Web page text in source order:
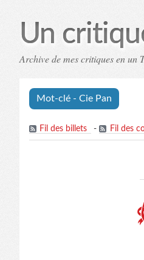
Un
Archive de mes critiques en un
Mot-clé - Cie Pan
Fil des billets - Fil des